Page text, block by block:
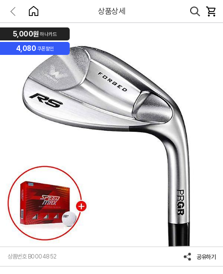
상품상세
5,000원 하나카드
4,080 쿠폰할인
상품번호 B0004852 공유하기